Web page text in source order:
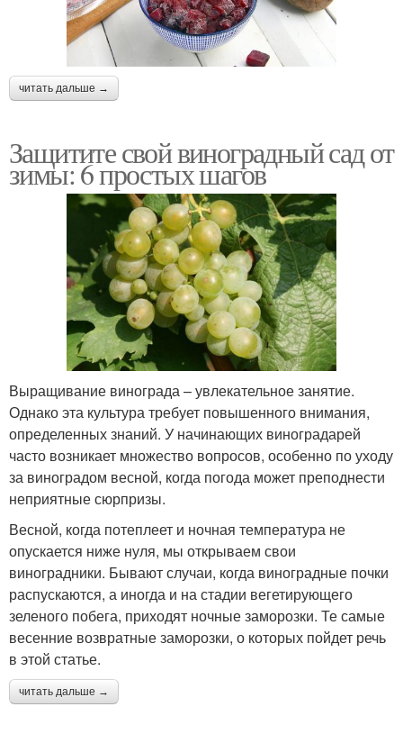
читать дальше →
Защитите свой виноградный сад от
зимы: 6 простых шагов
Выращивание винограда – увлекательное занятие.
Однако эта культура требует повышенного внимания,
определенных знаний. У начинающих виноградарей
часто возникает множество вопросов, особенно по уходу
за виноградом весной, когда погода может преподнести
неприятные сюрпризы.
Весной, когда потеплеет и ночная температура не
опускается ниже нуля, мы открываем свои
виноградники. Бывают случаи, когда виноградные почки
распускаются, а иногда и на стадии вегетирующего
зеленого побега, приходят ночные заморозки. Те самые
весенние возвратные заморозки, о которых пойдет речь
в этой статье.
читать дальше →